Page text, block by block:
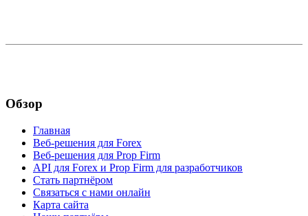
Обзор
Главная
Веб-решения для Forex
Веб-решения для Prop Firm
API для Forex и Prop Firm для разработчиков
Стать партнёром
Связаться с нами онлайн
Карта сайта